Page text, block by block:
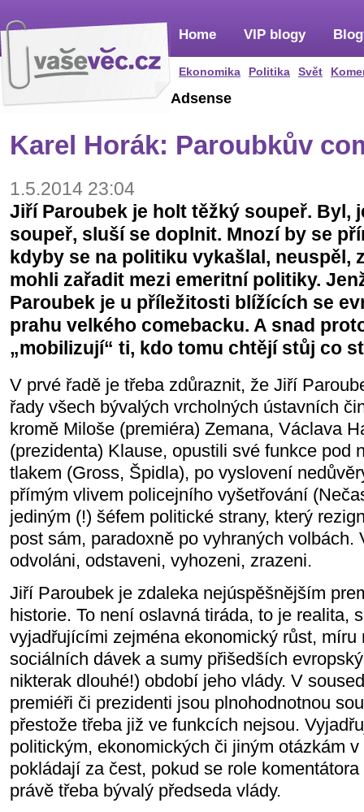
Home
Ekonomika Politika Svět
VIP blogy
Adsense
Karel Horák: Paroubkův
1.5.2014 23:04
Jiří Paroubek je holt těžký soupeř. Byl,
soupeř, sluší se doplnit. Mnozí by se
kdyby se na politiku vykašlal, neuspěl,
mohli zařadit mezi emeritní politiky.
Paroubek je u příležitosti blížících se
prahu velkého comebacku. A snad
„mobilizují“ ti, kdo tomu chtějí stůj co
V prvé řadě je třeba zdůraznit, že Jiří
řady všech bývalých vrcholných ústavních
kromě Miloše (premiéra) Zemana, Václava
(prezidenta) Klause, opustili své funkce pod
tlakem (Gross, Špidla), po vyslovení
přímým vlivem policejního vyšetřování
jediným (!) šéfem politické strany, který
post sám, paradoxně po vyhraných volbách.
odvoláni, odstaveni, vyhozeni, zrazeni.
Jiří Paroubek je zdaleka nejúspěšnějším
historie. To není oslavná tiráda, to je realita,
vyjadřujícími zejména ekonomický růst, míru
sociálních dávek a sumy přišedších
nikterak dlouhé!) období jeho vlády. V
premiéři či prezidenti jsou plnohodnotnou
přestože třeba již ve funkcích nejsou.
politickým, ekonomických či jiným otázkám
pokládají za čest, pokud se role
právě třeba bývalý předseda vlády.